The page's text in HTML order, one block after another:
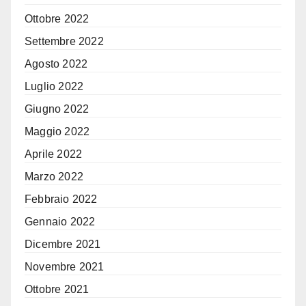
Ottobre 2022
Settembre 2022
Agosto 2022
Luglio 2022
Giugno 2022
Maggio 2022
Aprile 2022
Marzo 2022
Febbraio 2022
Gennaio 2022
Dicembre 2021
Novembre 2021
Ottobre 2021